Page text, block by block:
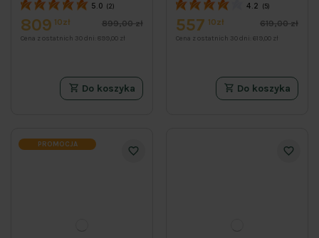
5.0 (2)
809 10zł 899,00 zł
Cena z ostatnich 30 dni: 899,00 zł
Do koszyka
4.2 (5)
557 10zł 619,00 zł
Cena z ostatnich 30 dni:619,00 zł
Do koszyka
PROMOCJA